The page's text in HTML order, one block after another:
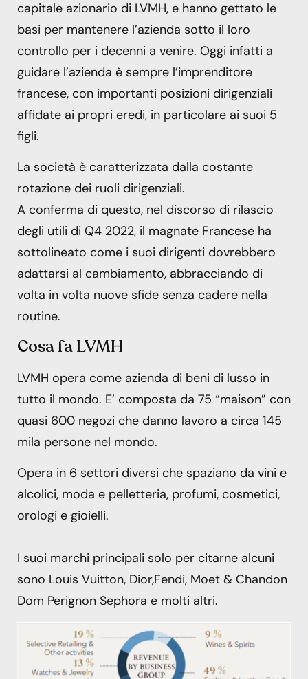
capitale azionario di LVMH, e hanno gettato le
basi per mantenere l’azienda sotto il loro
controllo per i decenni a venire. Oggi infatti a
guidare l’azienda è sempre l’imprenditore
francese, con importanti posizioni dirigenziali
affidate ai propri eredi, in particolare ai suoi 5
figli.
La società è caratterizzata dalla costante
rotazione dei ruoli dirigenziali.
A conferma di questo, nel discorso di rilascio
degli utili di Q4 2022, il magnate Francese ha
sottolineato come i suoi dirigenti dovrebbero
adattarsi al cambiamento, abbracciando di
volta in volta nuove sfide senza cadere nella
routine.
Cosa fa LVMH
LVMH opera come azienda di beni di lusso in
tutto il mondo. E’ composta da 75 “maison” con
quasi 600 negozi che danno lavoro a circa 145
mila persone nel mondo.
Opera in 6 settori diversi che spaziano da vini e
alcolici, moda e pelletteria, profumi, cosmetici,
orologi e gioielli.
I suoi marchi principali solo per citarne alcuni
sono Louis Vuitton, Dior,Fendi, Moet & Chandon
Dom Perignon Sephora e molti altri.